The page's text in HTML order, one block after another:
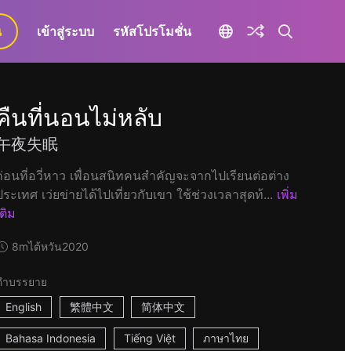
เข้าสู่ระบบ รหัสโปรโมชั่น
นที่นอนไม่หลับ
夜失眠
อนที่อวี่หาว เพื่อนสนิทคนสำคัญจะจากไปเรียนต่อต่าง
ระเทศ เว่ยข่ายได้ไปเที่ยวกับเขา ใช้ช่วงเวลาสุดท้... เพิ่ม
ม
8mไต้หวัน2020
ำบรรยาย
English
繁體中文 简体中文
Bahasa Indonesia Tiếng Việt ภาษาไทย